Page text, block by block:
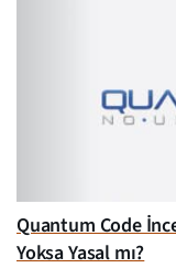
Quantum Code
Yoksa Yasal mı?